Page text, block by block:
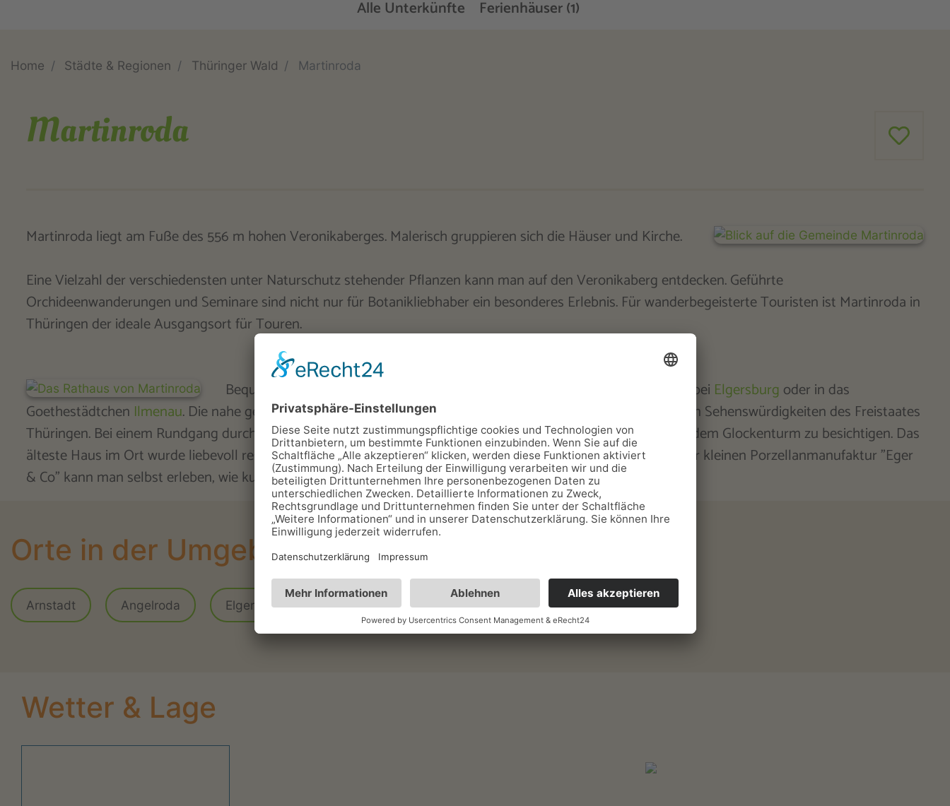
Alle Unterkünfte Ferienhäuser (1)
Home Städte & Regionen Thüringer Wald Martinroda
Martinroda
Martinroda liegt am Fuße des 556 m hohen Veronikaberges. Malerisch gruppieren sich die Häuser und Kirche.
Eine Vielzahl der verschiedensten unter Naturschutz stehender Pflanzen kann man auf den Veronikaberg entdecken. Geführte
Orchideenwanderungen und Seminare sind nicht nur für Botanikliebhaber ein besonderes Erlebnis. Für wanderbegeisterte Touristen ist Martinroda in
Thüringen der ideale Ausgangsort für Touren.
Bequeme und gut ausgeschilderte Wanderwege führen u.a. zur "Hohe Warte" bei Elgersburg oder in das
Goethestädtchen Ilmenau. Die nahe gelegene Auffahrt zur A71 ermöglichen kurze Anfahrtswege zu touristischen Sehenswürdigkeiten des Freistaates
Thüringen. Bei einem Rundgang durch den Ort lohnt es sich das Rathaus im Ortskern, die Kirche mit freistehendem Glockenturm zu besichtigen. Das
älteste Haus im Ort wurde liebevoll restauriert und ist für alle Kräuter- und Teeliebhaber eine kleine Oase. In der kleinen Porzellanmanufaktur "Eger
& Co" kann man selbst erleben, wie kunstvoll Meisterstücke aus Porzellan entstehen.
Orte in der Umgebung
Arnstadt Angelroda Elgersburg Geraberg Geratal Gräfenroda Ilmenau
Wetter & Lage